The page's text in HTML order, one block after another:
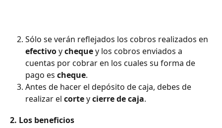
Sólo se verán reflejados los cobros realizados en
efectivo y cheque y los cobros enviados a
cuentas por cobrar en los cuales su forma de
pago es cheque.
Antes de hacer el depósito de caja, debes de
realizar el corte y cierre de caja.
2. Los beneficios